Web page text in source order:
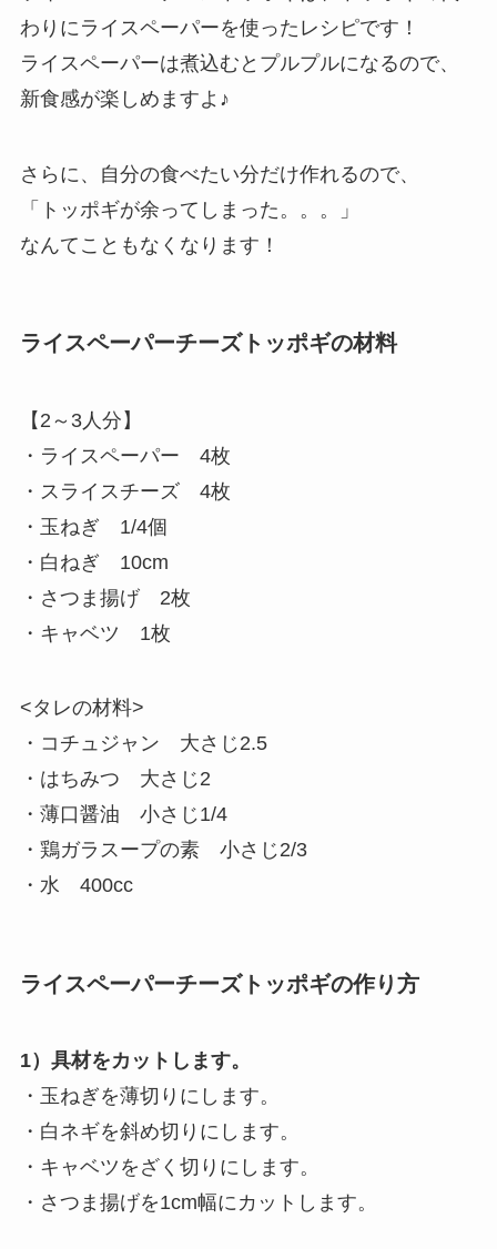
わりにライスペーパーを使ったレシピです！
ライスペーパーは煮込むとプルプルになるので、
新食感が楽しめますよ♪
さらに、自分の食べたい分だけ作れるので、
「トッポギが余ってしまった。。。」
なんてこともなくなります！
ライスペーパーチーズトッポギの材料
【2～3人分】
・ライスペーパー 4枚
・スライスチーズ 4枚
・玉ねぎ 1/4個
・白ねぎ 10cm
・さつま揚げ 2枚
・キャベツ 1枚
<タレの材料>
・コチュジャン 大さじ2.5
・はちみつ 大さじ2
・薄口醤油 小さじ1/4
・鶏ガラスープの素 小さじ2/3
・水 400cc
ライスペーパーチーズトッポギの作り方
1）具材をカットします。
・玉ねぎを薄切りにします。
・白ネギを斜め切りにします。
・キャベツをざく切りにします。
・さつま揚げを1cm幅にカットします。